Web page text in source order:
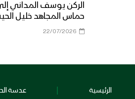
الركن يوسف المداني
حماس المجاهد خليل
22/07/2026
الرئيسية عدسة